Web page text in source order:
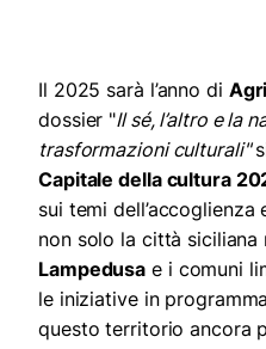
Il 2025 sarà l’anno di
dossier "Il sé, l’altro e la
trasformazioni culturali"
Capitale della cultura
sui temi
non solo la città siciliana
Lampedusa e i comuni
le iniziative in
questo territorio ancora